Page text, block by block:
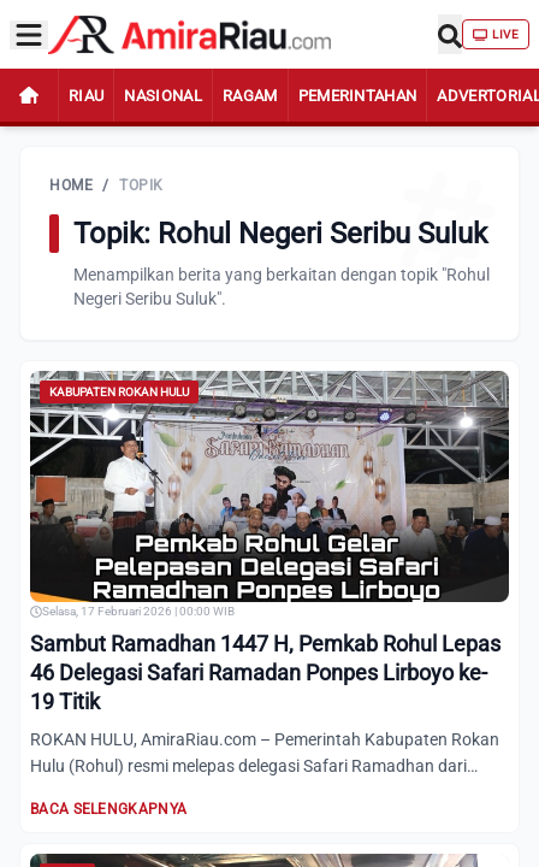
LIVE
RIAU NASIONAL RAGAM PEMERINTAHAN
HOME / TOPIK
Topik: Rohul Negeri Seribu Suluk
Menampilkan berita yang berkaitan dengan topik "Rohul
Negeri Seribu Suluk".
KABUPATEN ROKAN HULU
Selasa, 17 Februari 2026 | 00:00 WIB
Sambut Ramadhan 1447 H, Pemkab Rohul Lepas
46 Delegasi Safari Ramadan Ponpes Lirboyo ke-
19 Titik
ROKAN HULU, AmiraRiau.com – Pemerintah Kabupaten Rokan
Hulu (Rohul) resmi melepas delegasi Safari Ramadhan dari
BACA SELENGKAPNYA